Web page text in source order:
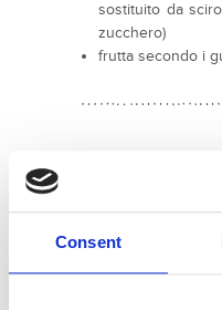
Consent
sostituito da
zucchero)
frutta secondo i
"I semi di chia
ad assorbire fino a